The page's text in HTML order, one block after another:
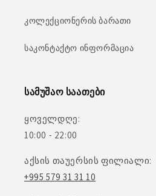
კოლექციონერის ბარათი
საკონტაქტო ინფორმაცია
სამუშაო საათები
ყოველდღე:
10:00 - 22:00
აქსის თაუერსის ფილიალი:
+995 579 31 31 10